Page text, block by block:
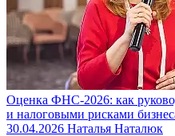
Оценка ФНС-2026: как
и налоговыми рисками
30.04.2026 Наталья Наталюк